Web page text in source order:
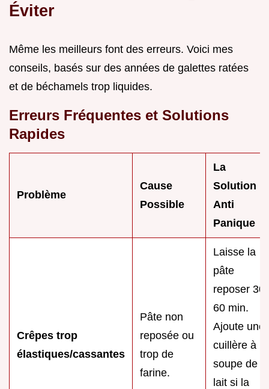
Éviter
Même les meilleurs font des erreurs. Voici mes
conseils, basés sur des années de galettes ratées
et de béchamels trop liquides.
Erreurs Fréquentes et Solutions
Rapides
Problème
Cause
Possible
La
Solution
Anti
Panique
Crêpes trop
élastiques/cassantes
Pâte non
reposée ou
trop de
farine.
Laisse la
pâte
reposer 30
60 min.
Ajoute une
cuillère à
soupe de
lait si la